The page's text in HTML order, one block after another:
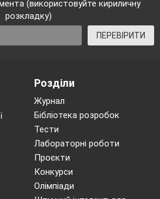
(використовуйте кириличну
розкладку)
ПЕРЕВІРИТИ
Розділи
Журнал
Бібліотека розробок
Тести
Лабораторні роботи
Проєкти
Конкурси
Олімпіади